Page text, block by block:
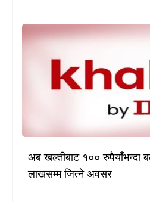
अब खल्तीबाट १०० रुपैयाँभन्दा
लाखसम्म जित्ने अवसर